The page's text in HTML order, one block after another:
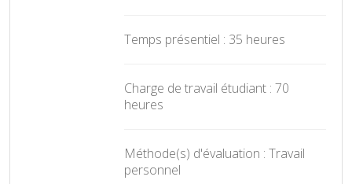
Temps présentiel : 35 heures
Charge de travail étudiant : 70
heures
Méthode(s) d'évaluation : Travail
personnel